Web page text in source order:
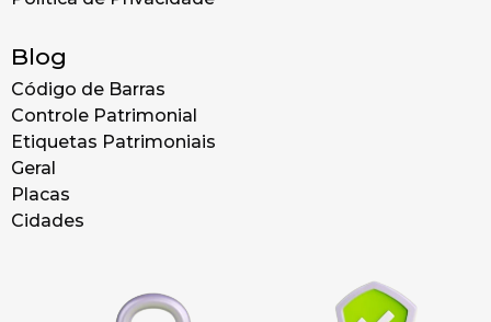
Blog
Código de Barras
Controle Patrimonial
Etiquetas Patrimoniais
Geral
Placas
Cidades